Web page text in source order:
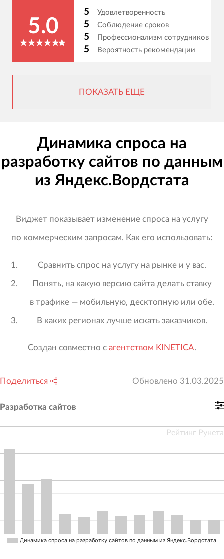
5.0
5 Удовлетворенность
5 Соблюдение сроков
5 Профессионализм сотрудников
5 Вероятность рекомендации
ПОКАЗАТЬ ЕЩЕ
Динамика спроса на
разработку сайтов по данным
из Яндекс.Вордстата
Виджет показывает изменение спроса на услугу
по коммерческим запросам. Как его использовать:
Сравнить спрос на услугу на рынке и у вас.
Понять, на какую версию сайта делать ставку
в трафике — мобильную, десктопную или обе.
В каких регионах лучше искать заказчиков.
Создан совместно с агентством KINETICA.
Поделиться Обновлено 31.03.2025
Разработка сайтов
Динамика спроса на разработку сайтов по данным из Яндекс.Вордстата
Рейтинг Рунета